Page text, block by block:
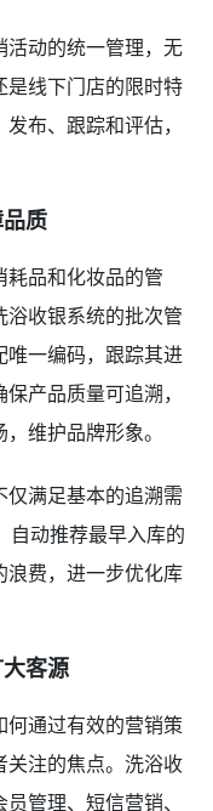
活动的统一管理，无
线下门店的限时特
布、跟踪和评估，
质
耗品和化妆品的管
收银系统的批次管
一编码，跟踪其进
产品质量可追溯，
维护品牌形象。
满足基本的追溯需
自动推荐最早入库的
费，进一步优化库
客源
通过有效的营销策
关注的焦点。洗浴收
管理、短信营销、